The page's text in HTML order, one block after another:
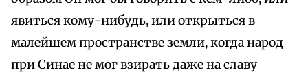
явиться кому-нибудь, или открыться в
малейшем пространстве земли, когда народ
при Синае не мог взирать даже на славу